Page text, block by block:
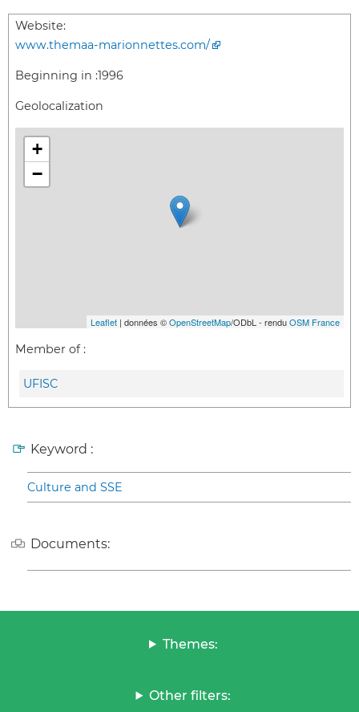
Website:
www.themaa-marionnettes.com/
Beginning in :1996
Geolocalization
+
−
Leaflet | données ©OpenStreetMap/ODbL - renduOSM France
Member of :
UFISC
Keyword :
Culture and SSE
Documents:
Themes:
Other filters: